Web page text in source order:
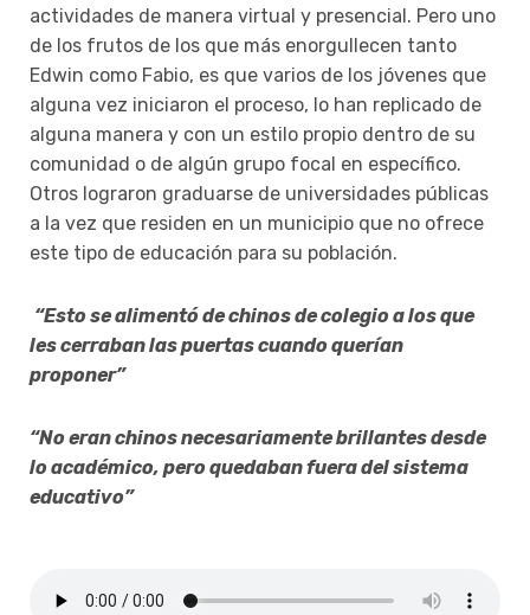
actividades de manera virtual y presencial. Pero uno
de los frutos de los que más enorgullecen tanto
Edwin como Fabio, es que varios de los jóvenes que
alguna vez iniciaron el proceso, lo han replicado de
alguna manera y con un estilo propio dentro de su
comunidad o de algún grupo focal en específico.
Otros lograron graduarse de universidades públicas
a la vez que residen en un municipio que no ofrece
este tipo de educación para su población.
“Esto se alimentó de chinos de colegio a los que
les cerraban las puertas cuando querían
proponer”
“No eran chinos necesariamente brillantes desde
lo académico, pero quedaban fuera del sistema
educativo”